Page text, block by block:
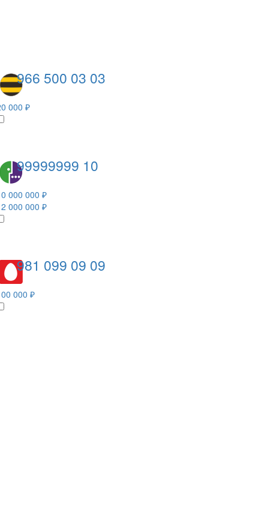
966 500 03 03
000 ₽
99999999 10
000 000 ₽
000 000 ₽
981 099 09 09
000 ₽